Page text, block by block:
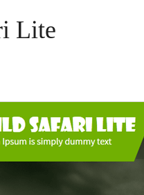
Lite